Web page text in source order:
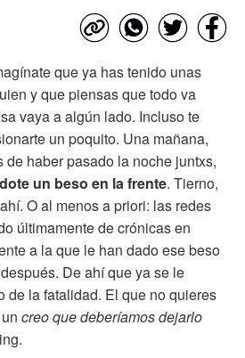
que ya has tenido unas
y que piensas que todo va
vaya a algún lado. Incluso te
un poquito. Una mañana,
de haber pasado la noche juntxs,
un beso en la frente. Tierno,
O al menos a priori: las redes
últimamente de crónicas en
a la que le han dado ese beso
De ahí que ya se le
de la fatalidad. El que no quieres
creo que deberíamos dejarlo